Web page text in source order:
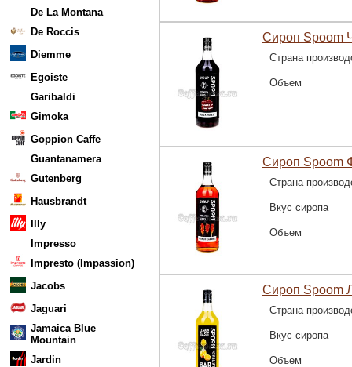
De La Montana
De Roccis
Diemme
Egoiste
Garibaldi
Gimoka
Goppion Caffe
Guantanamera
Gutenberg
Hausbrandt
Illy
Impresso
Impresto (Impassion)
Jacobs
Jaguari
Jamaica Blue
Mountain
Jardin
Сироп Spoom
Страна
Объем
Сироп Spoom
Страна
Вкус сиропа
Объем
Сироп Spoom
Страна
Вкус сиропа
Объем